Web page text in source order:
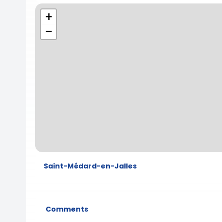
+
−
Saint-Médard-en-Jalles
Comments